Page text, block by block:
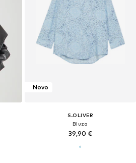
Novo
S.OLIVER
Bluza
39,90 €